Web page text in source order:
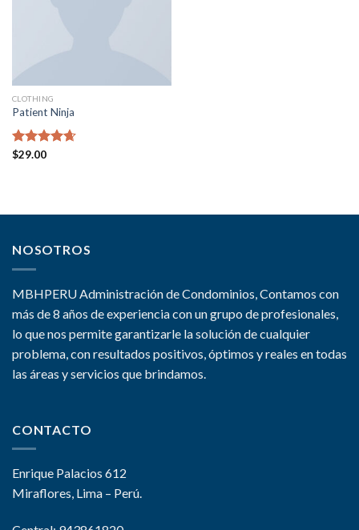
CLOTHING
Patient Ninja
Valorado
$29.00
NOSOTROS
MBHPERU Administración de Condominios, Contamos con
más de 8 años de experiencia con un grupo de profesionales,
lo que nos permite garantizarle la solución de cualquier
problema, con resultados positivos, óptimos y reales en todas
las áreas y servicios que brindamos.
CONTACTO
Enrique Palacios 612
Miraflores, Lima – Perú.